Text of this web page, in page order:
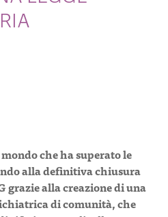
che ha superato le
alla definitiva chiusura
grazie alla creazione di una
di comunità, che